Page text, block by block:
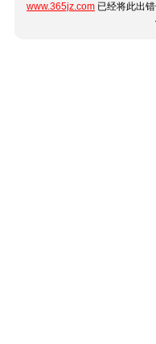
www.365jz.com 已经将此出